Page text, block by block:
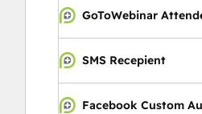
GoToWebinar
SMS Recepient
Facebook Custom